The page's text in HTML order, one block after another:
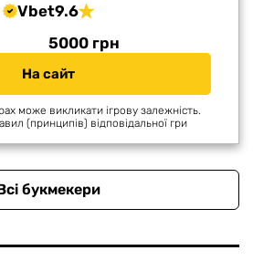
Vbet9.6
5000 грн
На сайт
може викликати ігрову залежність.
(принципів) відповідальної гри
букмекери